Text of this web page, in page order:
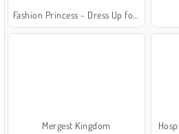
Mergest Kingdom